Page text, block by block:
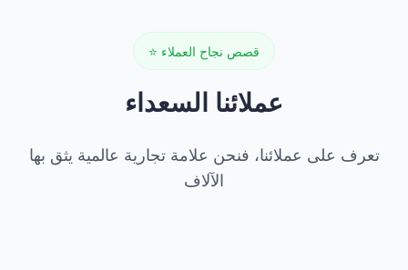
⭐ قصص نجاح العملاء
عملائنا السعداء
تعرف على عملائنا، فنحن علامة تجارية عالمية يثق بها
الآلاف